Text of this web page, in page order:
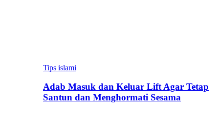
Tips islami
Adab Masuk dan Keluar Lift Agar Tetap
Santun dan Menghormati Sesama